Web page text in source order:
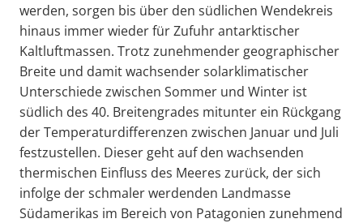
werden, sorgen bis über den südlichen Wendekreis
hinaus immer wieder für Zufuhr antarktischer
Kaltluftmassen. Trotz zunehmender geographischer
Breite und damit wachsender solarklimatischer
Unterschiede zwischen Sommer und Winter ist
südlich des 40. Breitengrades mitunter ein Rückgang
der Temperaturdifferenzen zwischen Januar und Juli
festzustellen. Dieser geht auf den wachsenden
thermischen Einfluss des Meeres zurück, der sich
infolge der schmaler werdenden Landmasse
Südamerikas im Bereich von Patagonien zunehmend